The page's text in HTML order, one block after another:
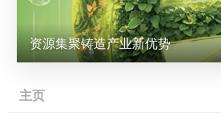
湘电股份成立多家能源科技公司
主页